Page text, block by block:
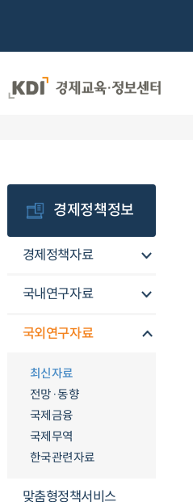
경제정책정보
경제정책자료
국내연구자료
국외연구자료
최신자료
전망·동향
국제금융
국제무역
한국관련자료
맞춤형정책서비스